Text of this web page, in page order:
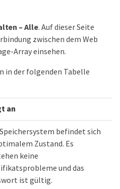
– Alle. Auf dieser Seite
zwischen dem Web
Array einsehen.
in der folgenden Tabelle
an
befindet sich
Zustand. Es
keine
und das
ist gültig.